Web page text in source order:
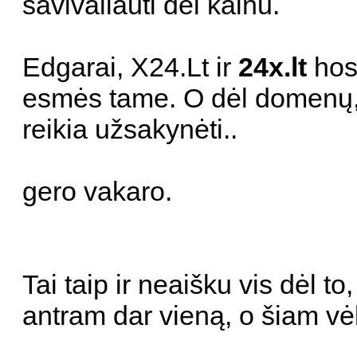
Edgarai, X24.Lt ir 24x.lt
esmės tame. O dėl
reikia užsakynėti..
gero vakaro.
Tai taip ir neaišku vis dėl
antram dar vieną, o šiam